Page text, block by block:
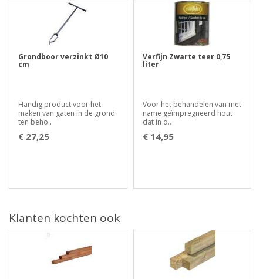
Grondboor verzinkt Ø10
cm
Handig product voor het
maken van gaten in de grond
ten beho..
€ 27,25
Verfijn Zwarte teer 0,75
liter
Voor het behandelen van met
name geïmpregneerd hout
dat in d..
€ 14,95
Klanten kochten ook